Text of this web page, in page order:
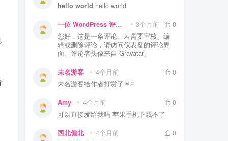
hello world hello world
一位 WordPress 评论者 3个月前
0
您好，这是一条评论。若需要审核、编
辑或删除评论，请访问仪表盘的评论界
面。评论者头像来自 Gravatar。
未名游客 4个月前
0
未名游客给作者打赏了 ￥2
Amy 4个月前
0
可以直接发给我吗 苹果手机下载不了
西北偏北 4个月前
0